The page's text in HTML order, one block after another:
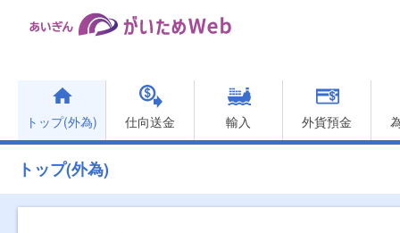
トップ(外為) 仕向送金 輸入 外貨預金
トップ(外為)